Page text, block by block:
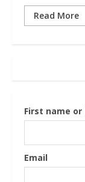
Read More
First name
Email